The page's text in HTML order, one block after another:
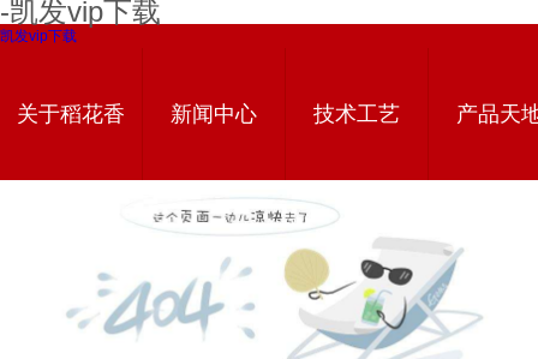
-凯发vip下载
凯发vip下载
关于稻花香 新闻中心 技术工艺 产品天